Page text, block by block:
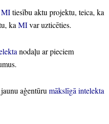
MItiesību aktu projektu, teica, ka
ka MIvar uzticēties.
nodaļu ar pieciem
aģentūru mākslīgā intelekta